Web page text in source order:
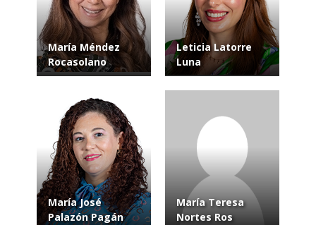
María Méndez
Rocasolano
Leticia Latorre
Luna
María José
Palazón Pagán
María Teresa
Nortes Ros